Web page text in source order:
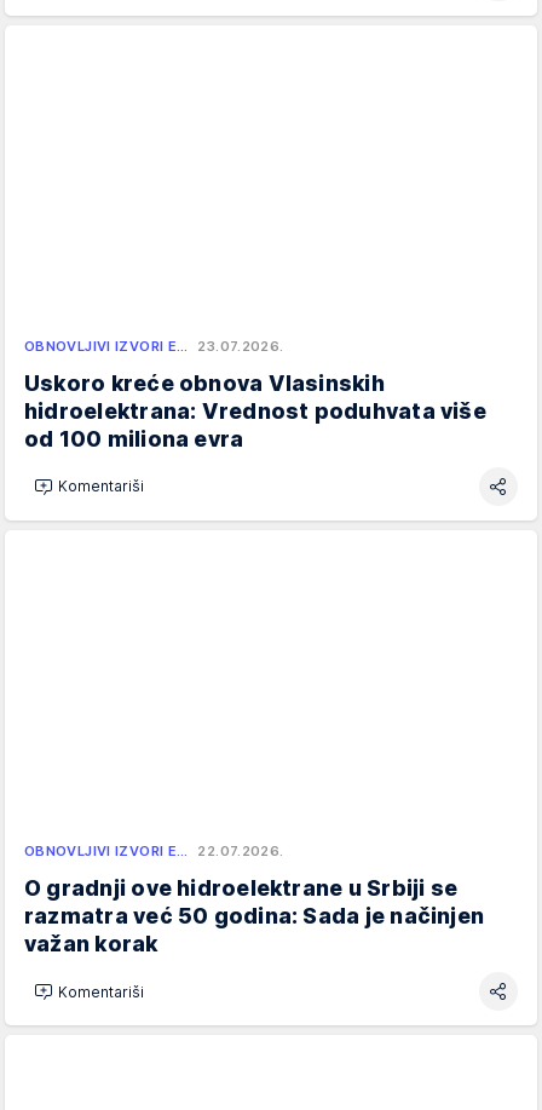
OBNOVLJIVI IZVORI E… 23.07.2026.
Uskoro kreće obnova Vlasinskih
hidroelektrana: Vrednost poduhvata više
od 100 miliona evra
Komentariši
OBNOVLJIVI IZVORI E… 22.07.2026.
O gradnji ove hidroelektrane u Srbiji se
razmatra već 50 godina: Sada je načinjen
važan korak
Komentariši